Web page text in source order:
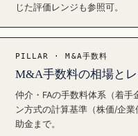
じた評価レンジも参照可。
PILLAR · M&A手数料
M&A手数料の相場と
仲介・FAの手数料体系（着
ン方式の計算基準（株価/企
助金まで。